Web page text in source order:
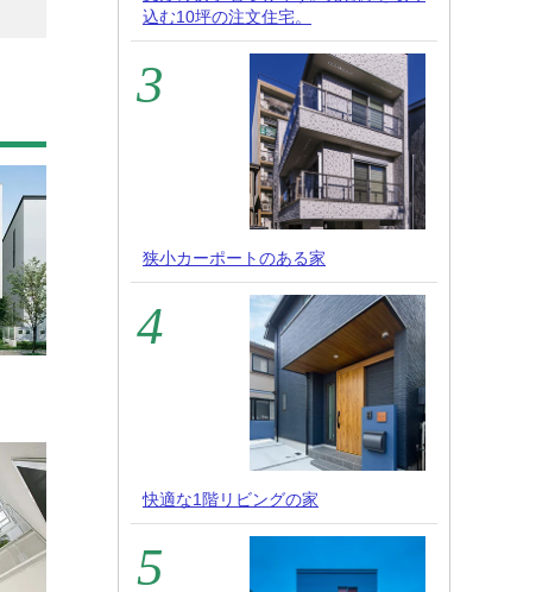
込む10坪の注文住宅。
狭小カーポートのある家
快適な1階リビングの家